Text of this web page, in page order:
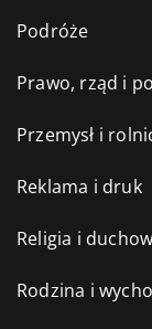
Podróże
Prawo, rząd i
Przemysł i
Reklama i druk
Religia i
Rodzina i